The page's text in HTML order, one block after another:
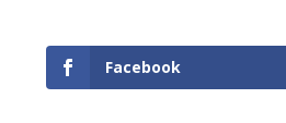
Facebook